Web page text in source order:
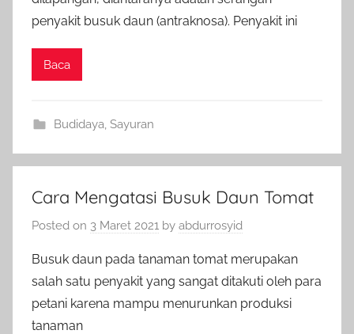
penyakit busuk daun (antraknosa). Penyakit ini
Baca
Budidaya, Sayuran
Cara Mengatasi Busuk Daun Tomat
Posted on 3 Maret 2021 by abdurrosyid
Busuk daun pada tanaman tomat merupakan
salah satu penyakit yang sangat ditakuti oleh para
petani karena mampu menurunkan produksi
tanaman